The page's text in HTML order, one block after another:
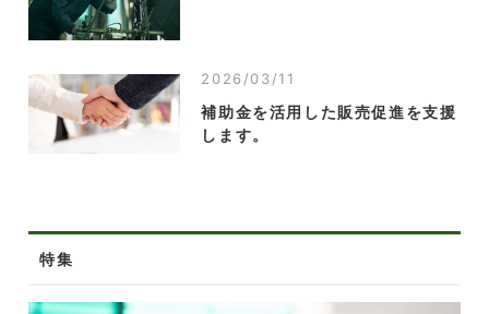
2026/03/11
補助金を活用した販売促進を支援
します。
特集